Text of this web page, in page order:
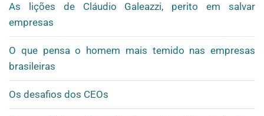
As lições de Cláudio Galeazzi, perito em salvar
empresas
O que pensa o homem mais temido nas empresas
brasileiras
Os desafios dos CEOs